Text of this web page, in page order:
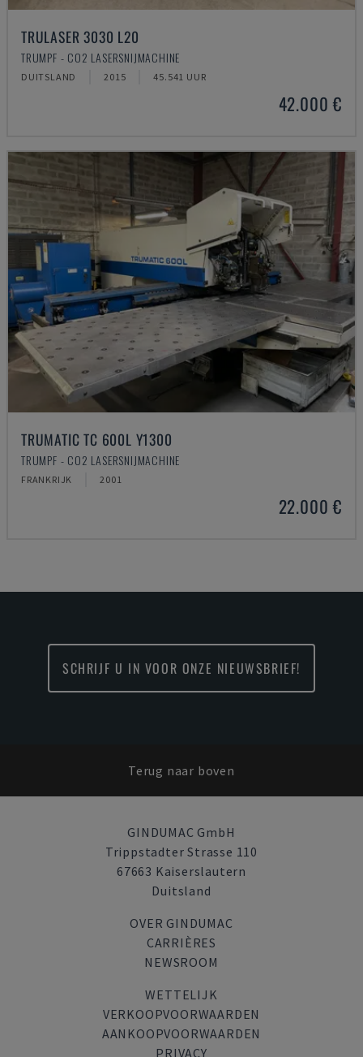
TRULASER 3030 L20
TRUMPF - CO2 LASERSNIJMACHINE
DUITSLAND 2015 45.541 UUR
42.000 €
TRUMATIC TC 600L Y1300
TRUMPF - CO2 LASERSNIJMACHINE
FRANKRIJK 2001
22.000 €
SCHRIJF U IN VOOR ONZE NIEUWSBRIEF!
Terug naar boven
GINDUMAC GmbH
Trippstadter Strasse 110
67663 Kaiserslautern
Duitsland
OVER GINDUMAC
CARRIÈRES
NEWSROOM
WETTELIJK
VERKOOPVOORWAARDEN
AANKOOPVOORWAARDEN
PRIVACY